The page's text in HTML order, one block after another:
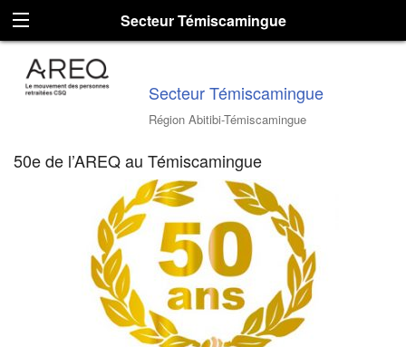
Secteur Témiscamingue
Secteur Témiscamingue
Région Abitibi-Témiscamingue
50e de l’AREQ au Témiscamingue